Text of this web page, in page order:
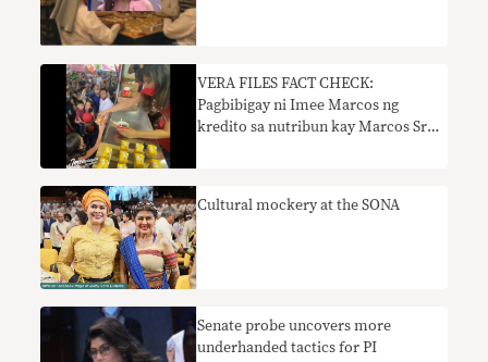
VERA FILES FACT CHECK:
Pagbibigay ni Imee Marcos ng
kredito sa nutribun kay Marcos Sr.
Cultural mockery at the SONA
Senate probe uncovers more
underhanded tactics for PI